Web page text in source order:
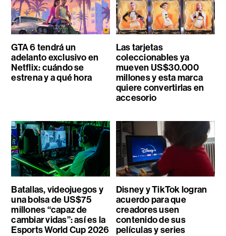
GTA 6 tendrá un
adelanto exclusivo en
Netflix: cuándo se
estrena y a qué hora
Las tarjetas
coleccionables ya
mueven US$30.000
millones y esta marca
quiere convertirlas en
accesorio
Batallas, videojuegos y
una bolsa de US$75
millones “capaz de
cambiar vidas”: así es la
Esports World Cup 2026
Disney y TikTok logran
acuerdo para que
creadores usen
contenido de sus
películas y series